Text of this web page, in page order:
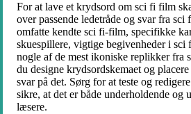
For at lave et krydsord om sci fi film
over passende ledetråde og svar fra sci
omfatte kendte sci fi-film, specifikke
skuespillere, vigtige begivenheder i sci
nogle af de mest ikoniske replikker fra
du designe krydsordskemaet og
svar på det. Sørg for at teste og
sikre, at det er både underholdende og
læsere.